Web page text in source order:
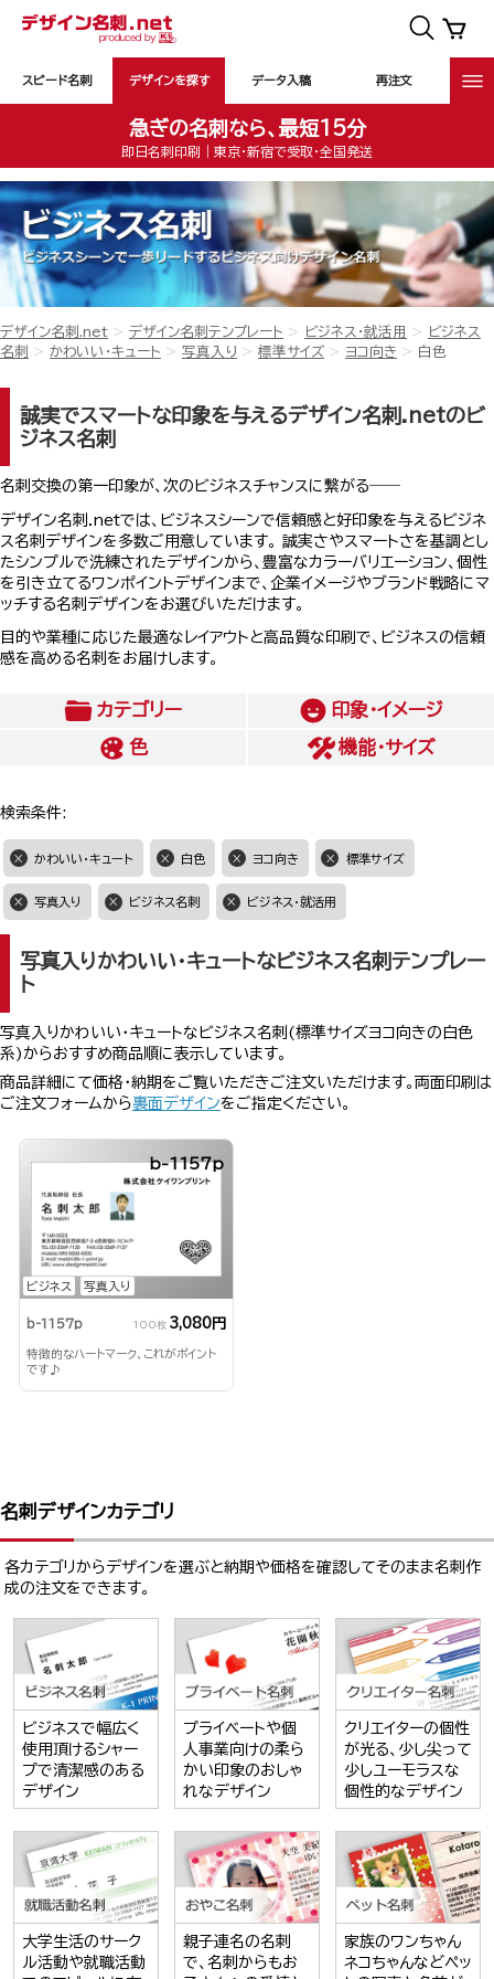
スピード名刺 デザインを探す データ入稿 再注文
急ぎの名刺なら、最短15分
即日名刺印刷｜東京・新宿で受取・全国発送
デザイン名刺.net デザイン名刺テンプレート ビジネス・就活用
ビジネス
名刺
かわいい・キュート 写真入り 標準サイズ ヨコ向き 白色
誠実でスマートな印象を与えるデザイン名刺.netのビ
ジネス名刺
名刺交換の第一印象が、次のビジネスチャンスに繋がる――
デザイン名刺.netでは、ビジネスシーンで信頼感と好印象を与えるビジネ
ス名刺デザインを多数ご用意しています。 誠実さやスマートさを基調とし
たシンプルで洗練されたデザインから、豊富なカラーバリエーション、個性
を引き立てるワンポイントデザインまで、企業イメージやブランド戦略にマ
ッチする名刺デザインをお選びいただけます。
目的や業種に応じた最適なレイアウトと高品質な印刷で、ビジネスの信頼
感を高める名刺をお届けします。
カテゴリー
印象・イメージ
色
機能・サイズ
検索条件:
かわいい・キュート 白色 ヨコ向き 標準サイズ
写真入り ビジネス名刺 ビジネス・就活用
写真入りかわいい・キュートなビジネス名刺テンプレー
ト
写真入りかわいい・キュートなビジネス名刺(標準サイズヨコ向きの白色
系)からおすすめ商品順に表示しています。
商品詳細にて価格・納期をご覧いただきご注文いただけます。両面印刷は
ご注文フォームから裏面デザインをご指定ください。
ビジネス 写真入り
b-1157p
b-1157p 100枚 3,080円
特徴的なハートマーク、これがポイント
です♪
名刺デザインカテゴリ
各カテゴリからデザインを選ぶと納期や価格を確認してそのまま名刺作
成の注文をできます。
ビジネスで幅広く
使用頂けるシャー
プで清潔感のある
デザイン
プライベートや個
人事業向けの柔ら
かい印象のおしゃ
れなデザイン
クリエイターの個性
が光る、少し尖って
少しユーモラスな
個性的なデザイン
大学生活のサーク
ル活動や就職活動
親子連名の名刺
で、名刺からもお
家族のワンちゃん
ネコちゃんなどペッ